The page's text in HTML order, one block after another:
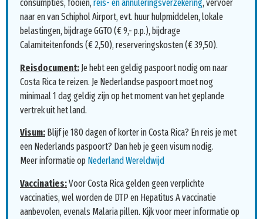
consumpties, fooien, reis- en annuleringsverzekering, vervoer
naar en van Schiphol Airport, evt. huur hulpmiddelen, lokale
belastingen, bijdrage GGTO (€ 9,- p.p.), bijdrage
Calamiteitenfonds (€ 2,50), reserveringskosten (€ 39,50).
Reisdocument: Je hebt een geldig paspoort nodig om naar
Costa Rica te reizen. Je Nederlandse paspoort moet nog
minimaal 1 dag geldig zijn op het moment van het geplande
vertrek uit het land.
Visum: Blijf je 180 dagen of korter in Costa Rica? En reis je met
een Nederlands paspoort? Dan heb je geen visum nodig.
Meer informatie op Nederland Wereldwijd
Vaccinaties:Voor Costa Rica gelden geen verplichte
vaccinaties, wel worden de DTP en Hepatitus A vaccinatie
aanbevolen, evenals Malaria pillen. Kijk voor meer informatie op